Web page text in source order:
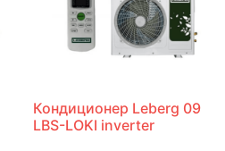
Кондиционер Leberg 09
LBS-LOKI inverter